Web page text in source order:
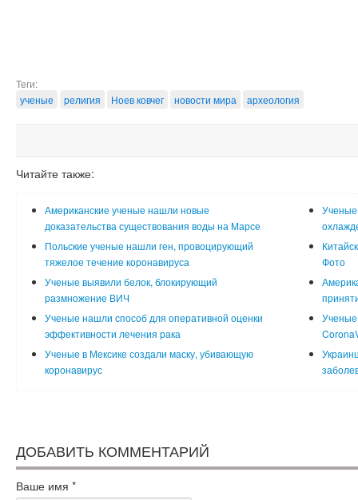
Теги:
ученые
религия Ноев ковчег новости мира археология
Читайте также:
Американские ученые нашли новые
доказательства существования воды на Марсе
Польские ученые нашли ген, провоцирующий
тяжелое течение коронавируса
Фото
Ученые выявили белок, блокирующий
размножение ВИЧ
Ученые нашли способ для оперативной оценки
эффективности лечения рака
Ученые
Ученые в Мексике создали маску, убивающую
коронавирус
ДОБАВИТЬ КОММЕНТАРИЙ
Ваше имя *